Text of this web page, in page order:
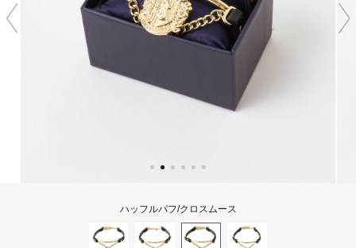
ハッフルパフ/クロスムース